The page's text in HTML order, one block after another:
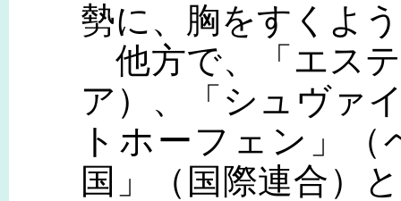
勢に、胸をすくよ
他方で、「エス
ア）、「シュヴァ
トホーフェン」
国」（国際連合）